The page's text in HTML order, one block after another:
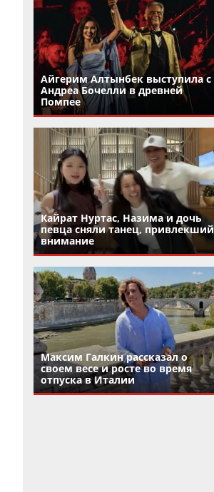
Айгерим Алтынбек выступила с
Андреа Бочелли в древней
Помпее
Кайрат Нуртас, Назима и дочь
певца сняли танец, привлекший
внимание
Максим Галкин рассказал о
своем весе и росте во время
отпуска в Италии